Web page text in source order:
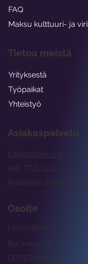
Asiakaspalvelu
tuki@rockway.fi
Arkisin klo 09:00 -
045 7731 1111
Osoite
Rockway Oy
Lemuntie 3-5
00510 Helsinki
FAQ
Maksu kulttuuri- ja
Tietoa meistä
Yrityksestä
Työpaikat
Yhteistyö